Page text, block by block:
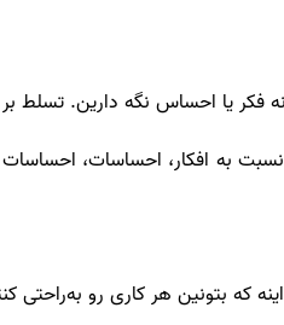
فکر یا احساس نگه دارین. تسلط
به افکار، احساسات،
که بتونین هر کاری رو به‌راحتی